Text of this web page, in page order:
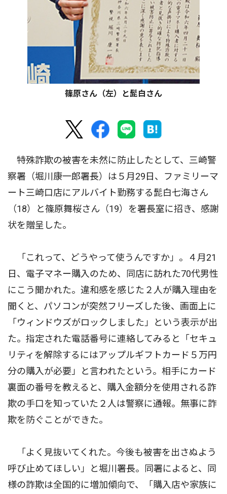
篠原さん（左）と髭白さん
特殊詐欺の被害を未然に防止したとして、三崎警
察署（堀川康一郎署長）は５月29日、ファミリーマ
ート三崎口店にアルバイト勤務する髭白七海さん
（18）と篠原舞桜さん（19）を署長室に招き、感謝
状を贈呈した。
「これって、どうやって使うんですか」。４月21
日、電子マネー購入のため、同店に訪れた70代男性
にこう聞かれた。違和感を感じた２人が購入理由を
聞くと、パソコンが突然フリーズした後、画面上に
「ウィンドウズがロックしました」という表示が出
た。指定された電話番号に連絡してみると「セキュ
リティを解除するにはアップルギフトカード５万円
分の購入が必要」と言われたという。相手にカード
裏面の番号を教えると、購入金額分を使用される詐
欺の手口を知っていた２人は警察に通報。無事に詐
欺を防ぐことができた。
「よく見抜いてくれた。今後も被害を出さぬよう
呼び止めてほしい」と堀川署長。同署によると、同
様の詐欺は全国的に増加傾向で、「購入店や家族に